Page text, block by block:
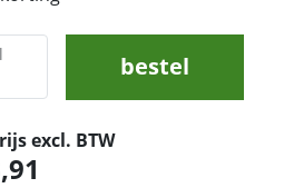
bestel
excl. BTW